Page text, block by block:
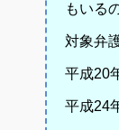
もいる
対象弁
平成20
平成24